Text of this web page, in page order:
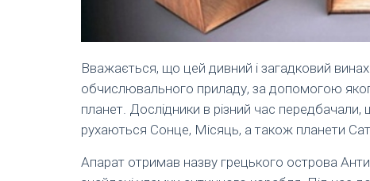
Вважається, що цей дивний і загадковий
обчислювального приладу, за допомогою
планет. Дослідники в різний час
рухаються Сонце, Місяць, а також планети
Апарат отримав назву грецького острова